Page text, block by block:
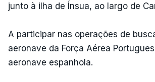
junto à ilha de Ínsua, ao largo de
A participar nas operações de
aeronave da Força Aérea
aeronave espanhola.